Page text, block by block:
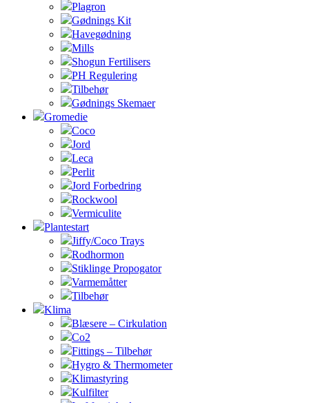
Plagron
Gødnings Kit
Havegødning
Mills
Shogun Fertilisers
PH Regulering
Tilbehør
Gødnings Skemaer
Gromedie
Coco
Jord
Leca
Perlit
Jord Forbedring
Rockwool
Vermiculite
Plantestart
Jiffy/Coco Trays
Rodhormon
Stiklinge Propogator
Varmemåtter
Tilbehør
Klima
Blæsere – Cirkulation
Co2
Fittings – Tilbehør
Hygro & Thermometer
Klimastyring
Kulfilter